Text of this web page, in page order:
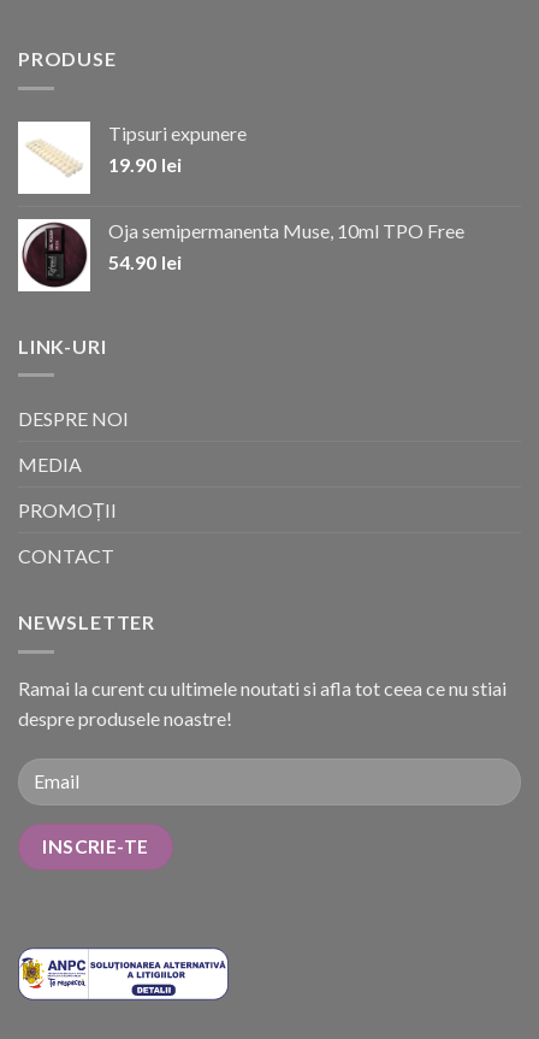
PRODUSE
Tipsuri expunere
19.90 lei
Oja semipermanenta Muse, 10ml TPO Free
54.90 lei
LINK-URI
DESPRE NOI
MEDIA
PROMOȚII
CONTACT
NEWSLETTER
Ramai la curent cu ultimele noutati si afla tot ceea ce nu stiai
despre produsele noastre!